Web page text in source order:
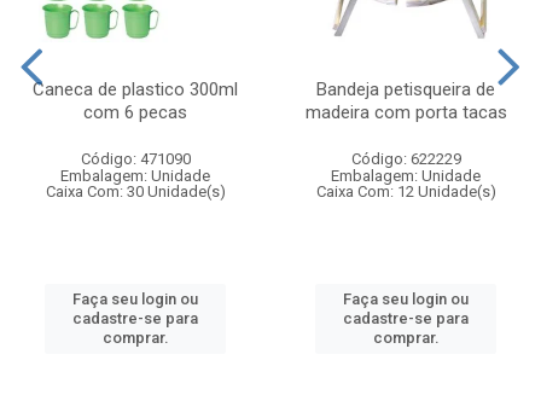
Caneca de plastico 300ml
com 6 pecas
Código: 471090
Embalagem: Unidade
Caixa Com: 30 Unidade(s)
Faça seu login ou
cadastre-se para
comprar.
Bandeja petisqueira de
madeira com porta tacas
Código: 622229
Embalagem: Unidade
Caixa Com: 12 Unidade(s)
Faça seu login ou
cadastre-se para
comprar.